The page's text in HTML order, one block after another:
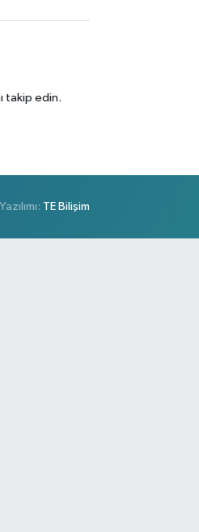
takip edin.
TE Bilişim